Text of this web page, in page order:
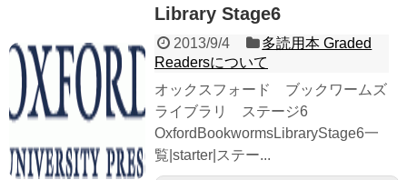
Library Stage6
2013/9/4
多読用本 Graded
Readersについて
オックスフォード ブックワームズ
ライブラリ ステージ6
OxfordBookwormsLibraryStage6一
覧|starter|ステー...